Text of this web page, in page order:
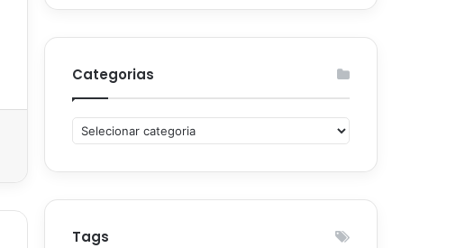
Categorias
Categorias
Tags